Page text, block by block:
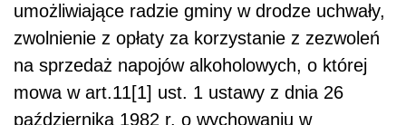
umożliwiające radzie gminy w drodze uchwały,
zwolnienie z opłaty za korzystanie z zezwoleń
na sprzedaż napojów alkoholowych, o której
mowa w art.11[1] ust. 1 ustawy z dnia 26
października 1982 r. o wychowaniu w